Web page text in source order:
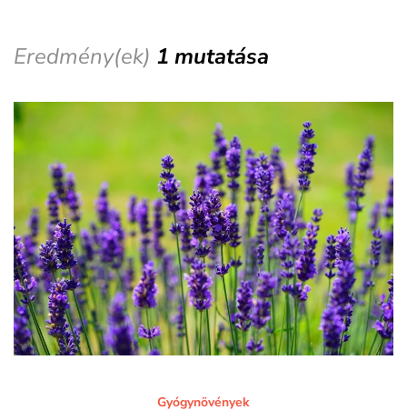
Eredmény(ek) 1 mutatása
Gyógynövények